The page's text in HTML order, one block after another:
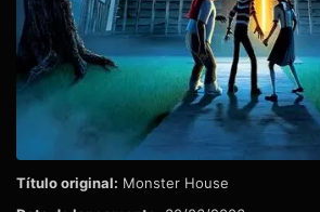
Título original: Monster House